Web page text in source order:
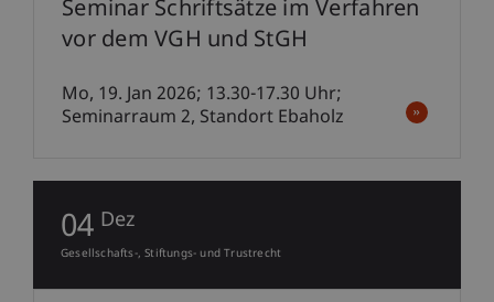
Seminar Schriftsätze im Verfahren
vor dem VGH und StGH
Mo, 19. Jan 2026; 13.30-17.30 Uhr;
Seminarraum 2, Standort Ebaholz
04 Dez
Gesellschafts-, Stiftungs- und Trustrecht